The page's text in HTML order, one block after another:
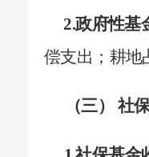
2.政府性基
偿支出；耕地
（三） 社